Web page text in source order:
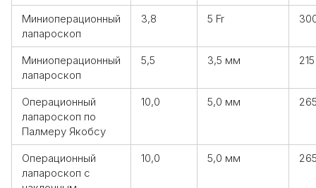
Миниоперационный
лапароскоп
3,8 5 Fr
Миниоперационный
лапароскоп
5,5 3,5 мм 215
Операционный
лапароскоп по
Палмеру Якобсу
10,0 5,0 мм
Операционный
лапароскоп с
10,0 5,0 мм